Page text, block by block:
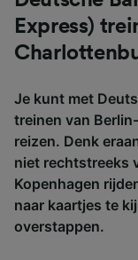
Express)
Je kunt met
treinen van
reizen. Denk
niet rechtstreeks
Kopenhagen
naar kaartjes te
overstappen.